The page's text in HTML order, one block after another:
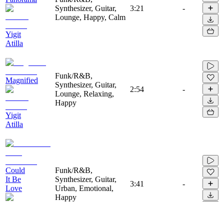
Yigit
Atilla
Synthesizer, Guitar,
Lounge, Happy, Calm
3:21 -
Magnified
Yigit
Atilla
Funk/R&B,
Synthesizer, Guitar,
Lounge, Relaxing,
Happy
2:54 -
Could
It Be
Love
Funk/R&B,
Synthesizer, Guitar,
Urban, Emotional,
Happy
3:41 -